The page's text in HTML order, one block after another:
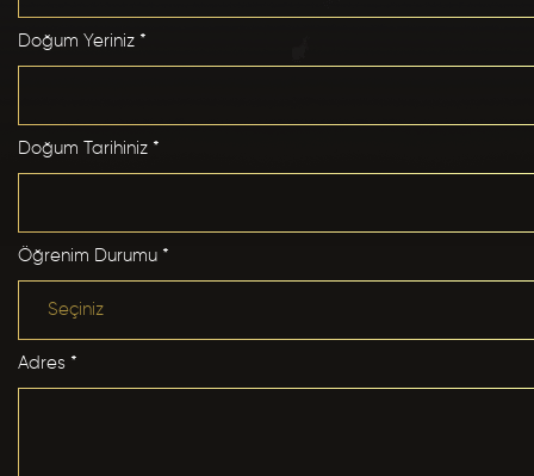
Doğum Yeriniz *
Doğum Tarihiniz *
Öğrenim Durumu *
Adres *
Cinsiyet *
En Sevdiğiniz Sanatçılar *
Favori Dj leriniz *
Hangi Müzik Tarzını Dinliyorsunuz? *